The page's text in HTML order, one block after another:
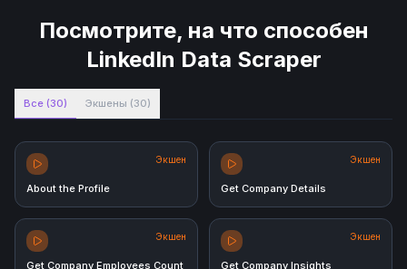
Посмотрите, на что способен
LinkedIn Data Scraper
Все (30) Экшены (30)
Экшен
About the Profile
Экшен
Get Company Details
Экшен
Get Company Employees Count
Экшен
Get Company Insights